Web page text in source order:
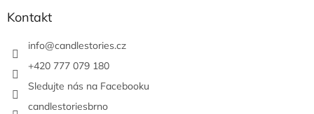
Kontakt
info@candlestories.cz
+420 777 079 180
Sledujte nás na Facebooku
candlestoriesbrno